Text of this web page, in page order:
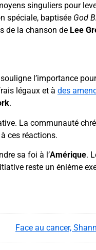
singuliers pour
spéciale, baptisée God
de la chanson de Lee
l’importance
légaux et à des
.
La communauté
ces réactions.
sa foi à l’Amérique.
reste un énième
Face au cancer,